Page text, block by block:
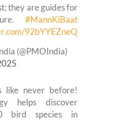
they are guides for
#MannKiBaat
92bYYEZneQ
(@PMOIndia)
like never before!
helps discover
bird species in